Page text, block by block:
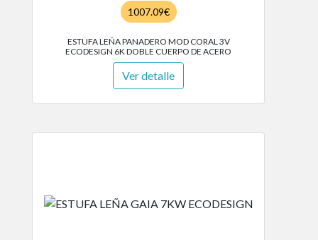
1007.09€
ESTUFA LEÑA PANADERO MOD CORAL 3V
ECODESIGN 6K DOBLE CUERPO DE ACERO
Ver detalle